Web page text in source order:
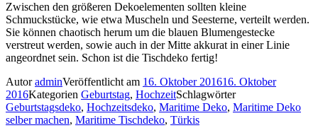
Zwischen den größeren Dekoelementen sollten kleine
Schmuckstücke, wie etwa Muscheln und Seesterne, verteilt werden.
Sie können chaotisch herum um die blauen Blumengestecke
verstreut werden, sowie auch in der Mitte akkurat in einer Linie
angeordnet sein. Schon ist die Tischdeko fertig!
AutoradminVeröffentlicht am 16. Oktober 201616. Oktober
2016Kategorien Geburtstag, HochzeitSchlagwörter
Geburtstagsdeko, Hochzeitsdeko, Maritime Deko, Maritime Deko
selber machen, Maritime Tischdeko, Türkis